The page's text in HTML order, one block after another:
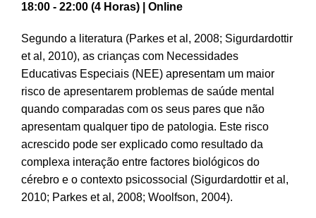
a
18:00 - 22:00 (4 Horas) | Online
Segundo a literatura (Parkes et al, 2008; Sigurdardottir
et al, 2010), as crianças com Necessidades
Educativas Especiais (NEE) apresentam um maior
risco de apresentarem problemas de saúde mental
quando comparadas com os seus pares que não
apresentam qualquer tipo de patologia. Este risco
acrescido pode ser explicado como resultado da
complexa interação entre factores biológicos do
cérebro e o contexto psicossocial (Sigurdardottir et al,
2010; Parkes et al, 2008; Woolfson, 2004).